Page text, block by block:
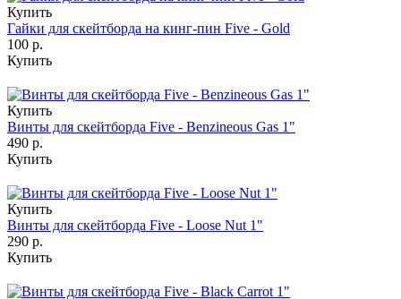
Купить
Гайки для скейтборда на кинг-пин Five - Gold
100 р.
Купить
Купить
Винты для скейтборда Five - Benzineous Gas 1"
490 р.
Купить
Купить
Винты для скейтборда Five - Loose Nut 1"
290 р.
Купить